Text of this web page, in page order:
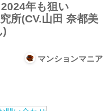
年も狙い
所(CV.山田 奈都美
)
マンションマニア